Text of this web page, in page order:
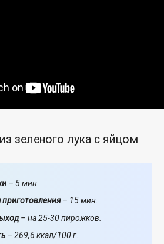
зеленого лука с яйцом
– 5 мин.
– 15 мин.
– на 25-30 пирожков.
– 269,6 ккал/100 г.